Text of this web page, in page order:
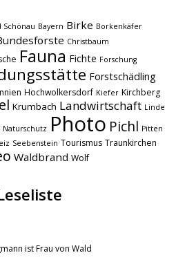
Schönau Bayern Birke Borkenkäfer
Christbaum
Fauna Fichte Forschung
Forstschädling
Hochwolkersdorf Kiefer Kirchberg
Krumbach Landwirtschaft Linde
Naturschutz Photo Pichl Pitten
Seebenstein Tourismus Traunkirchen
Waldbrand Wolf
ist Frau von Wald